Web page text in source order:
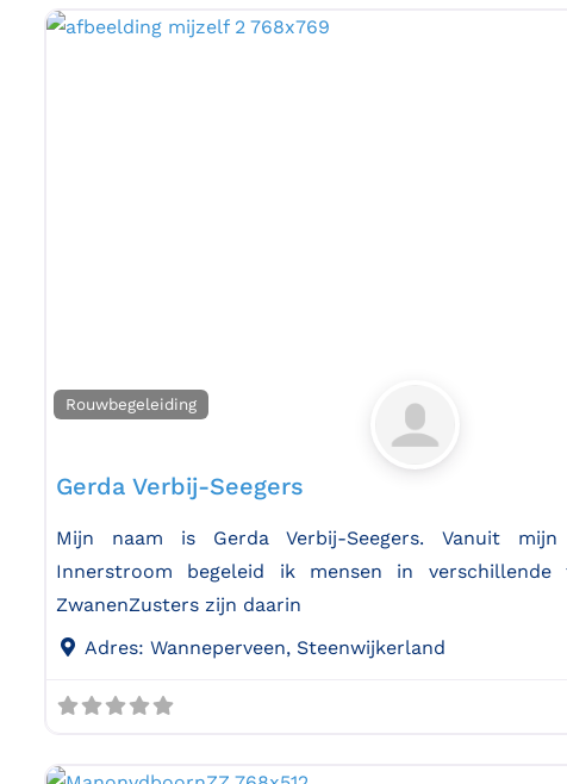
Rouwbegeleiding
Gerda Verbij-Seegers
Mijn naam is Gerda Verbij-Seegers. Vanuit
Innerstroom begeleid ik mensen in verschillende
ZwanenZusters zijn daarin
Adres: Wanneperveen, Steenwijkerland